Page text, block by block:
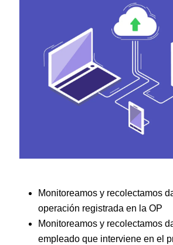
Monitoreamos y recolectamos
operación registrada en la OP
Monitoreamos y recolectamos
empleado que interviene en el